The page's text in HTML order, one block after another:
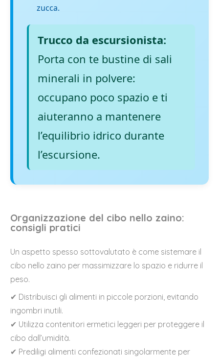
zucca.
Trucco da escursionista:
Porta con te bustine di sali
minerali in polvere:
occupano poco spazio e ti
aiuteranno a mantenere
l’equilibrio idrico durante
l’escursione.
Organizzazione del cibo nello zaino:
consigli pratici
Un aspetto spesso sottovalutato è come sistemare il
cibo nello zaino per massimizzare lo spazio e ridurre il
peso.
✔ Distribuisci gli alimenti in piccole porzioni, evitando
ingombri inutili.
✔ Utilizza contenitori ermetici leggeri per proteggere il
cibo dall’umidità.
✔ Prediligi alimenti confezionati singolarmente per